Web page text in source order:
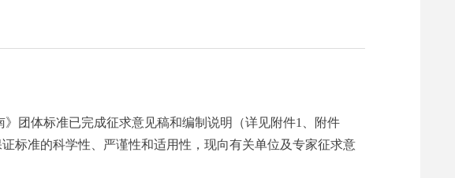
团体标准已完成征求意见稿和编制说明（详见附件1、附件
标准的科学性、严谨性和适用性，现向有关单位及专家征求意